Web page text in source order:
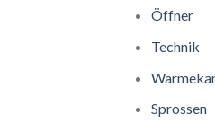
Öffner
Technik
Sprossen